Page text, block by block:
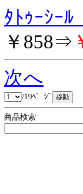
ﾀﾄｩｰｼｰ
￥858⇒
次へ
/19ﾍﾟｰｼﾞ
商品検索